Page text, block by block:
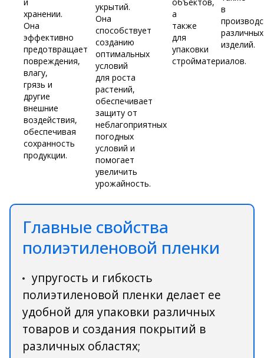
хранении.
Она
эффективно
предотвращает
повреждения,
влагу,
грязь и
другие
внешние
воздействия,
обеспечивая
сохранность
продукции.
укрытий.
Она
способствует
созданию
оптимальных
условий
для роста
растений,
обеспечивает
защиту от
неблагоприятных
погодных
условий и
помогает
увеличить
урожайность.
а
также
для
упаковки
стройматериалов.
в
различных
изделий.
Главные свойства
полиэтиленовой пленки
упругость и гибкость
полиэтиленовой пленки делает ее
удобной для упаковки различных
товаров и создания покрытий в
различных областях;